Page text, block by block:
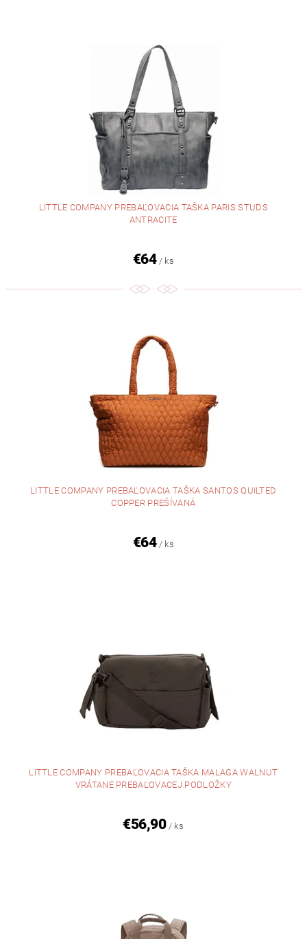
LITTLE COMPANY PREBAĽOVACIA TAŠKA PARIS STUDS
ANTRACITE
€64 / ks
LITTLE COMPANY PREBAĽOVACIA TAŠKA SANTOS QUILTED
COPPER PREŠÍVANÁ
€64 / ks
LITTLE COMPANY PREBAĽOVACIA TAŠKA MALAGA WALNUT
VRÁTANE PREBAĽOVACEJ PODLOŽKY
€56,90 / ks